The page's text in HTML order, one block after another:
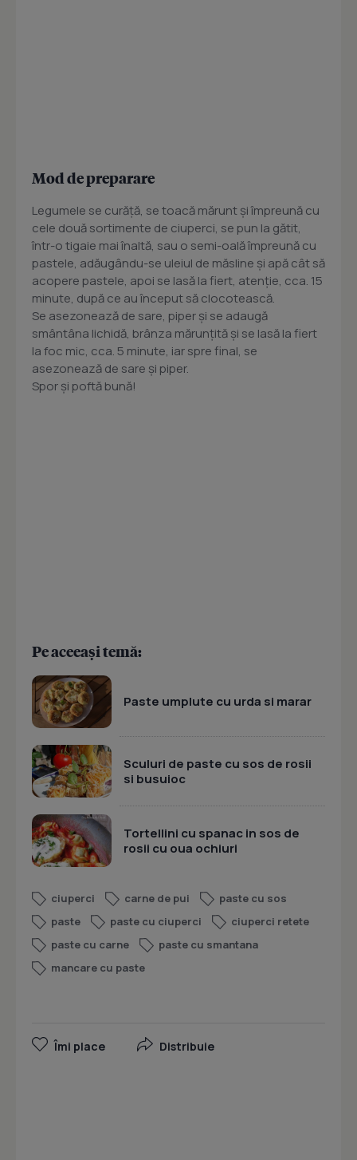
Mod de preparare
Legumele se curăță, se toacă mărunt și împreună cu
cele două sortimente de ciuperci, se pun la gătit,
într-o tigaie mai înaltă, sau o semi-oală împreună cu
pastele, adăugându-se uleiul de măsline și apă cât să
acopere pastele, apoi se lasă la fiert, atenție, cca. 15
minute, după ce au început să clocotească.
Se asezonează de sare, piper și se adaugă
smântâna lichidă, brânza mărunțită și se lasă la fiert
la foc mic, cca. 5 minute, iar spre final, se
asezonează de sare și piper.
Spor și poftă bună!
Pe aceeași temă:
Paste umplute cu urda si marar
Sculuri de paste cu sos de rosii
si busuioc
Tortellini cu spanac in sos de
rosii cu oua ochiuri
ciuperci carne de pui
paste cu sos
paste
paste cu ciuperci
ciuperci retete
paste cu carne
paste cu smantana
mancare cu paste
Îmi place Distribuie